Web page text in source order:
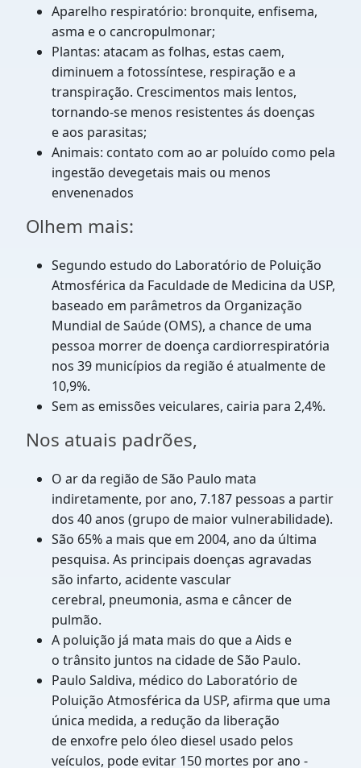
Aparelho respiratório: bronquite, enfisema,
asma e o cancropulmonar;
Plantas: atacam as folhas, estas caem,
diminuem a fotossíntese, respiração e a
transpiração. Crescimentos mais lentos,
tornando-se menos resistentes ás doenças
eaos parasitas;
Animais: contato com ao ar poluído como pela
ingestão devegetais mais ou menos
envenenados
Olhem mais:
Segundo estudo do Laboratório de Poluição
Atmosférica da Faculdade de Medicina da USP,
baseado em parâmetros da Organização
Mundial de Saúde (OMS), a chance de uma
pessoa morrer de doença cardiorrespiratória
nos 39 municípios da região é atualmente de
10,9%.
Sem as emissões veiculares, cairia para 2,4%.
Nos atuais padrões,
O ar da região de São Paulo mata
indiretamente, por ano, 7.187 pessoas a partir
dos 40 anos (grupo de maior vulnerabilidade).
São 65% a mais que em 2004, ano da última
pesquisa. As principais doenças agravadas
são infarto, acidente vascular
cerebral, pneumonia, asma e câncer de
pulmão.
A poluição já mata mais do que a Aids e
o trânsito juntos na cidade de São Paulo.
Paulo Saldiva, médico do Laboratório de
Poluição Atmosférica da USP, afirma que uma
única medida, a redução da liberação
de enxofre pelo óleo diesel usado pelos
veículos, pode evitar 150 mortes por ano -